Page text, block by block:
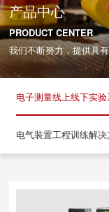
产品中心
PRODUCT CENTER
我们不断努力，提供具
电子测量线上线下实
电气装置工程训练解决